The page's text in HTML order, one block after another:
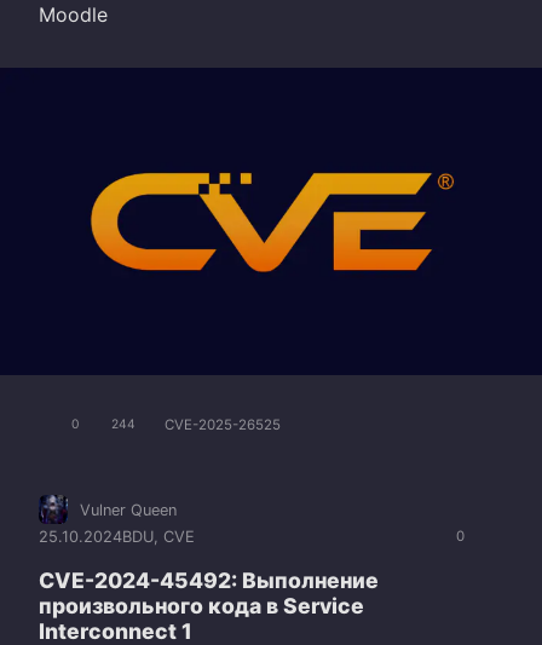
Moodle
0 244 CVE-2025-26525
0
Vulner Queen
25.10.2024BDU CVE
CVE-2024-45492: Выполнение
произвольного кода в Service
Interconnect 1